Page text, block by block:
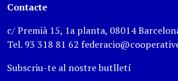
Contacte
c/ Premià 15, 1a planta, 08014
Tel. 93 318 81 62
Subscriu-te al nostre butlletí